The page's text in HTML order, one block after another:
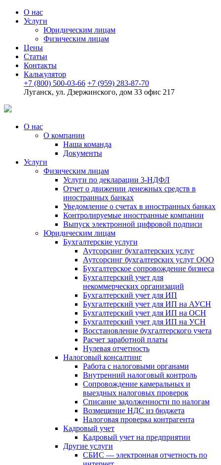
О нас
Услуги
Юридическим лицам
Физическим лицам
Цены
Статьи
Контакты
Калькулятор
+7 (800) 500-03-66 +7 (959) 283-87-70
Луганск, ул. Дзержинского, дом 33 офис 217
О нас
О компании
Наша команда
Документы
Услуги
Физическим лицам
Услуги по декларации 3-НДФЛ
Отчет о движении денежных средств в
иностранных банках
Уведомление о счетах в иностранных банках
Контролируемые иностранные компании
Выпуск электронной цифровой подписи
Юридическим лицам
Бухгалтерские услуги
Аутсорсинг бухгалтерских услуг
Аутсорсинг бухгалтерских услуг ООО
Бухгалтерское сопровождение бизнеса
Бухгалтерский учет для
некоммерческих организаций
Бухгалтерский учет для ИП
Бухгалтерский учет для ИП на АУСН
Бухгалтерский учет для ИП на ОСН
Бухгалтерский учет для ИП на УСН
Восстановление бухгалтерского учета
Расчет заработной платы
Нулевая отчетность
Налоговый консалтинг
Работа с налоговыми органами
Внутренний налоговый контроль
Сопровождение камеральных и
выездных налоговых проверок
Списание задолженности по налогам
Возмещение НДС из бюджета
Налоговая проверка контрагента
Кадровый учет
Кадровый учет на предприятии
Другие услуги
СБИС — электронная отчетность по